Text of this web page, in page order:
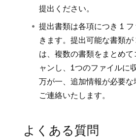
提出ください。
提出書類は各項につき 1
きます。提出可能な書類
は、複数の書類をまとめ
ャンし、1つのファイルに
万が一、追加情報が必要な
ご連絡いたします。
よくある質問